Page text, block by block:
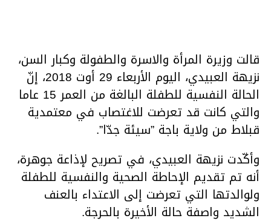
قالت وزيرة المرأة والاسرة والطفولة وكبار السن،
نزيهة العبيدي، اليوم الأربعاء 29 أوت 2018، إنّ
الحالة النفسية للطفلة البالغة من العمر 15 عاما
والتي كانت قد تعرضت للاغتصاب في معتمدية
قبلاط من ولاية باجة ”سيئة جدّا”.
وأكّدت نزيهة العبيدي، في تصريح لإذاعة جوهرة،
أنه تم تقديم الإحاطة الصحية والنفسية للطفلة
ولوالدتها التي تعرضت إلى الاعتداء بالعنف
الشديد واصفة حالة الأخيرة بالحرجة.